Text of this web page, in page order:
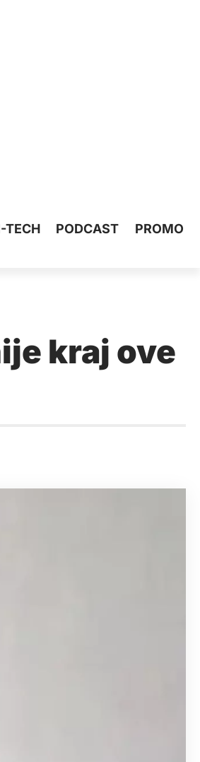
TECH PODCAST
PROMO
kraj ove